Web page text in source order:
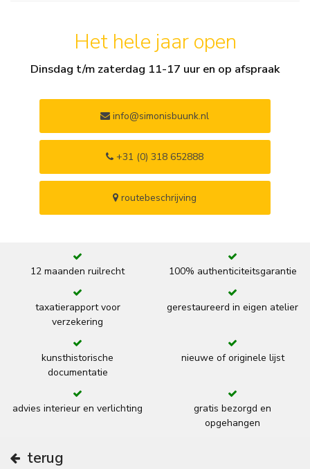
Het hele jaar open
Dinsdag t/m zaterdag 11-17 uur en op afspraak
info@simonisbuunk.nl
+31 (0) 318 652888
routebeschrijving
12 maanden ruilrecht 100% authenticiteitsgarantie
taxatierapport voor
verzekering
gerestaureerd in eigen atelier
kunsthistorische
documentatie
nieuwe of originele lijst
advies interieur en verlichting
gratis bezorgd en
opgehangen
terug